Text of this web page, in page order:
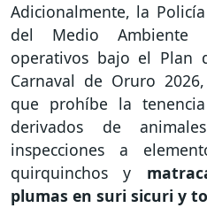
Adicionalmente, la
del Medio Ambiente
operativos bajo el Plan
Carnaval de Oruro
que prohíbe la
derivados de
inspecciones a
quirquinchos y
plumas en suri sicuri y